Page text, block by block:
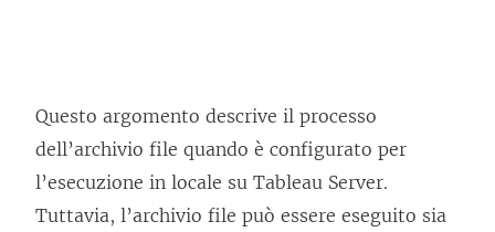
Questo argomento descrive il processo
dell’archivio file quando è configurato per
l’esecuzione in locale su Tableau Server.
Tuttavia, l’archivio file può essere eseguito sia